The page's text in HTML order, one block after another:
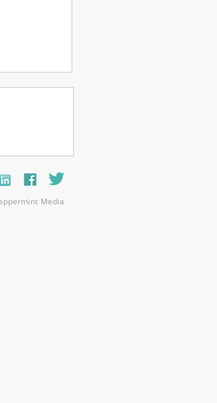
Media